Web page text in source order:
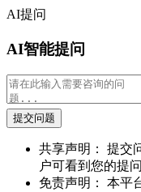
AI提问
AI智能提问
提交问题
共享声明： 提交
户可看到您的提
免责声明： 本平